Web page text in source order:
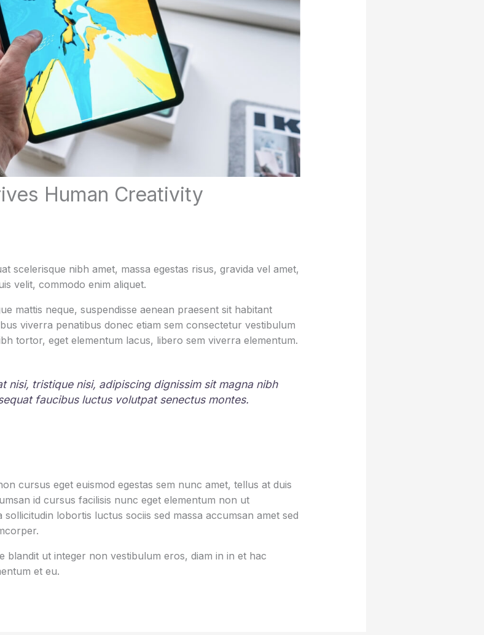
Human Creativity
scelerisque nibh amet, massa egestas risus, gravida vel amet,
velit, commodo enim aliquet.
mattis neque, suspendisse aenean praesent sit habitant
viverra penatibus donec etiam sem consectetur vestibulum
tortor, eget elementum lacus, libero sem viverra elementum.
nisi, tristique nisi, adipiscing dignissim sit magna nibh
faucibus luctus volutpat senectus montes.
cursus eget euismod egestas sem nunc amet, tellus at duis
id cursus facilisis nunc eget elementum non ut
lobortis luctus sociis sed massa accumsan amet sed
blandit ut integer non vestibulum eros, diam in in et hac
et eu.